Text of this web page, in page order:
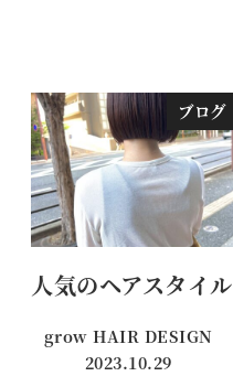
ブログ
人気のヘアスタイル
grow HAIR DESIGN
投稿日
2023.10.29